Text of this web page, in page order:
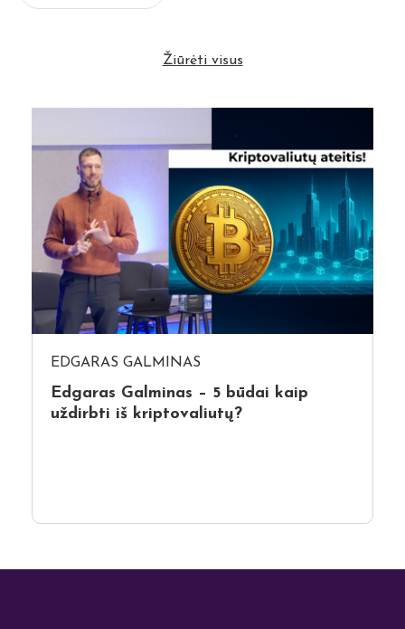
Žiūrėti visus
EDGARAS GALMINAS
Edgaras Galminas – 5 būdai kaip
uždirbti iš kriptovaliutų?